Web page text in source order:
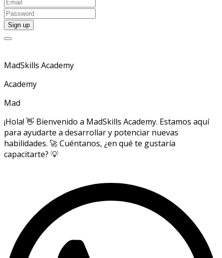
MadSkills Academy
Academy
Mad
¡Hola! 👋 Bienvenido a MadSkills Academy. Estamos aquí
para ayudarte a desarrollar y potenciar nuevas
habilidades. 🚀 Cuéntanos, ¿en qué te gustaría
capacitarte? 💡